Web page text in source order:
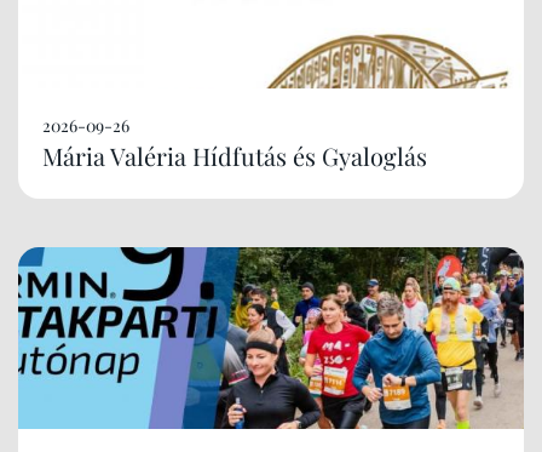
2026-09-26
Mária Valéria Hídfutás és Gyaloglás